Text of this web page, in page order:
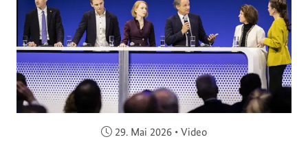
Veröffentlicht am:
29. Mai 2026 • Video